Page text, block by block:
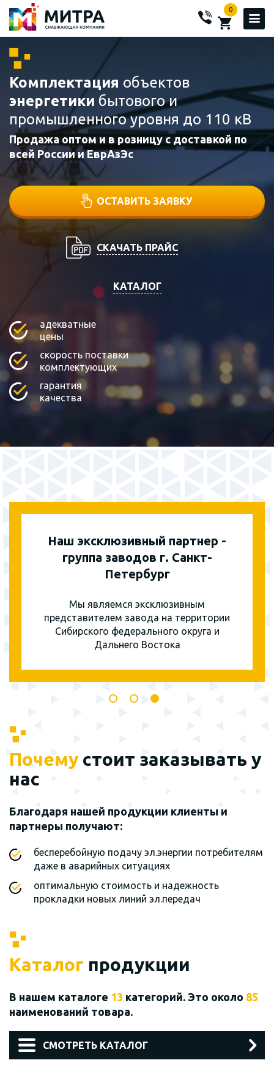
0
Комплектация объектов
энергетики бытового и
промышленного уровня до 110 кВ
Продажа оптом и в розницу с доставкой по
всей России и ЕврАзЭс
ОСТАВИТЬ ЗАЯВКУ
СКАЧАТЬ ПРАЙС
КАТАЛОГ
адекватные
цены
скорость поставки
комплектующих
гарантия
качества
Наш эксклюзивный партнер -
группа заводов г. Санкт-
Петербург
Мы являемся эксклюзивным
представителем завода на территории
Сибирского федерального округа и
Дальнего Востока
Почему стоит заказывать у
нас
Благодаря нашей продукции клиенты и
партнеры получают:
бесперебойную подачу эл.энергии потребителям
даже в аварийных ситуациях
оптимальную стоимость и надежность
прокладки новых линий эл.передач
Каталог продукции
В нашем каталоге 13 категорий. Это около 85
наименований товара.
СМОТРЕТЬ КАТАЛОГ